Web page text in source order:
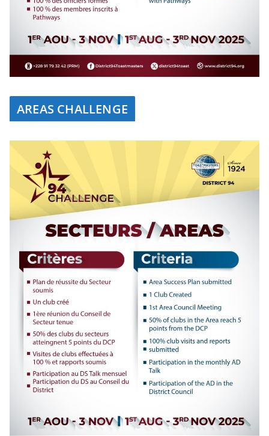
AREAS CHALLENGE